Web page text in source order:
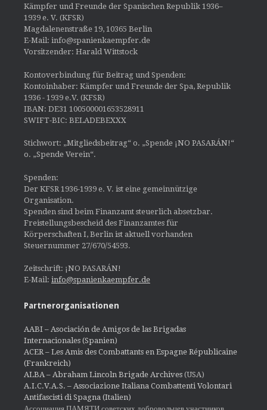
Kämpfer und Freunde der Spanischen Republik 1936–
1939 e. V. (KFSR)
Magdalenenstraße 19, 10365 Berlin
E-Mail: info@spanienkaempfer.de
Vorsitzender: Harald Wittstock
Kontoverbindung für Beitrag und Spenden:
Kontoinhaber: Kämpfer und Freunde der Spa, Republik
1936 - 1939 e.V. (KFSR)
IBAN: DE31 100500001653528911
SWIFT-BIC: BELADEBEXXX
Stichwort: „Mitgliedsbeitrag“ o. „Spende ¡NO PASARÁN!“
o. „Spende Verein“.
Spenden:
Der KFSR 1936-1939 e. V. ist eine gemeinnützige
Organisation.
Spenden sind beim Finanzamt steuerlich absetzbar.
Freistellungsbescheid des Finanzamtes für
Körperschaften I, Berlin ist aktuell vorhanden
Steuernummer 27/670/54593.
Zeitschrift: ¡NO PASARÁN!
E-Mail: info@spanienkaempfer.de
Partnerorganisationen
AABI – Asociación de Amigos de las Brigadas
Internacionales (Spanien)
ACER – Les Amis des Combattants en Espagne Républicaine
(Frankreich)
ALBA – Abraham Lincoln Brigade Archives (USA)
A.I.C.V.A.S. – Associazione Italiana Combattenti Volontari
Antifascisti di Spagna (Italien)